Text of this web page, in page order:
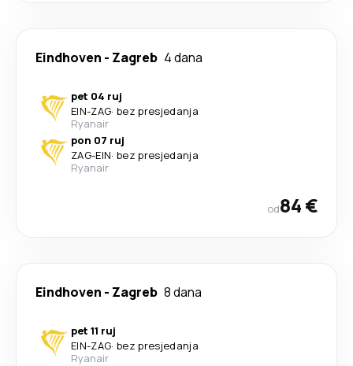
Eindhoven - Zagreb 4 dana
pet 04 ruj
EIN-ZAG· bez presjedanja
Ryanair
pon 07 ruj
ZAG-EIN· bez presjedanja
Ryanair
od84 €
Eindhoven - Zagreb 8 dana
pet 11 ruj
EIN-ZAG· bez presjedanja
Ryanair